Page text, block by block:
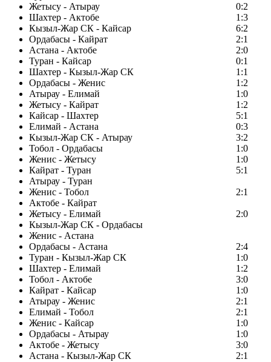
Жетысу - Атырау
0:2
Шахтер - Актобе
1:3
Кызыл-Жар СК - Кайсар
6:2
Ордабасы - Кайрат
2:1
Астана - Актобе
2:0
Туран - Кайсар
0:1
Шахтер - Кызыл-Жар СК
1:1
Ордабасы - Женис
1:2
Атырау - Елимай
1:0
Жетысу - Кайрат
1:2
Кайсар - Шахтер
5:1
Елимай - Астана
0:3
Кызыл-Жар СК - Атырау
3:2
Тобол - Ордабасы
1:0
Женис - Жетысу
1:0
Кайрат - Туран
5:1
Атырау - Туран
Женис - Тобол
2:1
Актобе - Кайрат
Жетысу - Елимай
2:0
Кызыл-Жар СК - Ордабасы
Женис - Астана
Ордабасы - Астана
2:4
Туран - Кызыл-Жар СК
1:0
Шахтер - Елимай
1:2
Тобол - Актобе
3:0
Кайрат - Кайсар
1:0
Атырау - Женис
2:1
Елимай - Тобол
2:1
Женис - Кайсар
1:0
Ордабасы - Атырау
1:0
Актобе - Жетысу
3:0
Астана - Кызыл-Жар СК
2:1